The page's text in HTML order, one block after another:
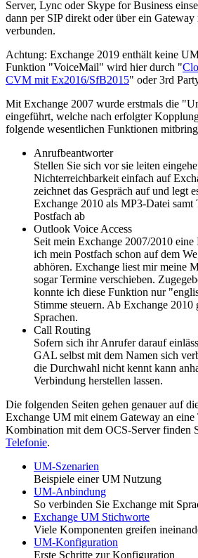
Server, Lync oder Skype for Business
dann per SIP direkt oder über ein
verbunden.
Achtung: Exchange 2019 enthält keine
Funktion "VoiceMail" wird hier durch "
CVM mit Ex2016/SfB2015" oder 3rd
Mit Exchange 2007 wurde erstmals die
eingeführt, welche nach erfolgter
folgende wesentlichen Funktionen
Anrufbeantworter
Stellen Sie sich vor sie leiten
Nichterreichbarkeit einfach auf
zeichnet das Gespräch auf und legt
Exchange 2010 als MP3-Datei samt
Postfach ab
Outlook Voice Access
Seit mein Exchange 2007/2010
ich mein Postfach schon auf dem
abhören. Exchange liest mir meine
sogar Termine verschieben.
konnte ich diese Funktion nur
Stimme steuern. Ab Exchange 2010
Sprachen.
Call Routing
Sofern sich ihr Anrufer darauf
GAL selbst mit dem Namen sich
die Durchwahl nicht kennt kann
Verbindung herstellen lassen.
Die folgenden Seiten gehen genauer auf
Exchange UM mit einem Gateway an
Kombination mit dem OCS-Server finden
Telefonie.
UM-Szenarien
Beispiele einer UM Nutzung
UM-Anbindung
So verbinden Sie Exchange mit
Exchange UM Stichworte
Viele Komponenten greifen
UM-Konfiguration
Erste Schritte zur Konfiguration